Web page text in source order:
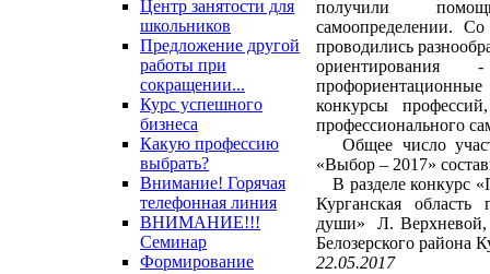
Центр занятости для
школьников
Предложение другой
работы при
сокращении...
Курс успешного
бизнеса
Какую профессию
выбрать?
Внимание! Горячая
телефонная линия
ВНИМАНИЕ!!!
Семинар
Формирование
получили
самоопределении.
проводились
ориентирования
конкурсы
профессионального
Общее число
«Выбор – 2017»
В разделе конкурс
Курганская область
души» Л.
Белозерского района
22.05.2017